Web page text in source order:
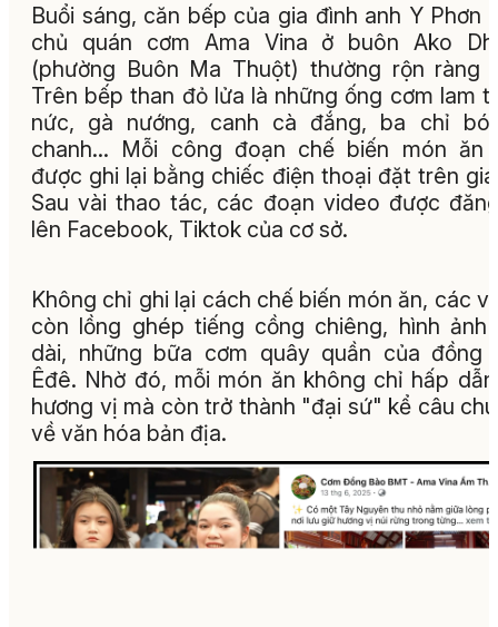
Buổi sáng, căn bếp của gia đình anh Y Phơn
chủ quán cơm Ama Vina ở buôn Ako
(phường Buôn Ma Thuột) thường rộn ràng
Trên bếp than đỏ lửa là những ống cơm lam
nức, gà nướng, canh cà đắng, ba chỉ
chanh… Mỗi công đoạn chế biến món ăn
được ghi lại bằng chiếc điện thoại đặt trên
Sau vài thao tác, các đoạn video được
lên Facebook, Tiktok của cơ sở.
Không chỉ ghi lại cách chế biến món ăn, các
còn lồng ghép tiếng cồng chiêng, hình ảnh
dài, những bữa cơm quây quần của đồng
Êđê. Nhờ đó, mỗi món ăn không chỉ hấp
hương vị mà còn trở thành "đại sứ" kể câu
về văn hóa bản địa.